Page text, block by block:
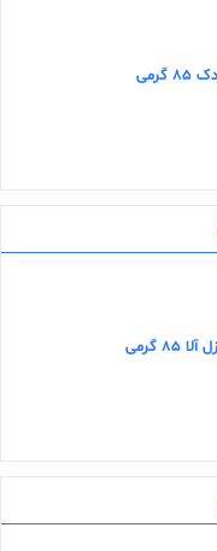
پوچ گربه گورمه طعم اردک 85 گرمی
پوچ گربه گورمه طعم قزل آلا 85 گرمی